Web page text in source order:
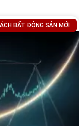
BẤT ĐỘNG SẢN MỚI